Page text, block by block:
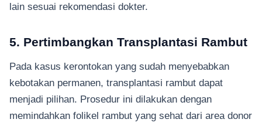
lain sesuai rekomendasi dokter.
5. Pertimbangkan Transplantasi Rambut
Pada kasus kerontokan yang sudah menyebabkan
kebotakan permanen, transplantasi rambut dapat
menjadi pilihan. Prosedur ini dilakukan dengan
memindahkan folikel rambut yang sehat dari area donor